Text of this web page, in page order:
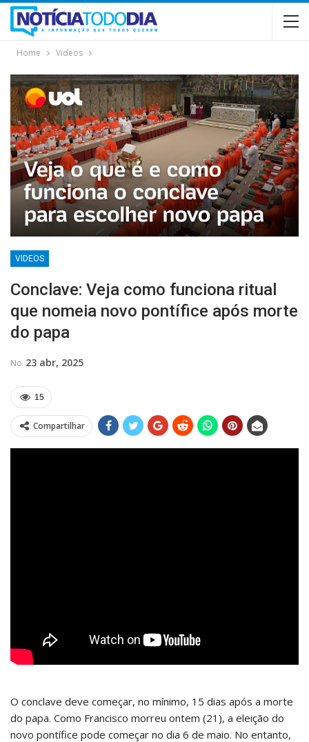
Home Videos
VIDEOS
Conclave: Veja como funciona ritual
que nomeia novo pontífice após morte
do papa
No 23 abr, 2025
15
Compartilhar
O conclave deve começar, no mínimo, 15 dias após a morte
do papa. Como Francisco morreu ontem (21), a eleição do
novo pontífice pode começar no dia 6 de maio. No entanto,